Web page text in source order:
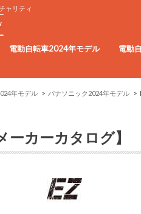
ャリティ
電動自転車2024年モデル 電動
年モデル パナソニック2024年モデル
ーカーカタログ】